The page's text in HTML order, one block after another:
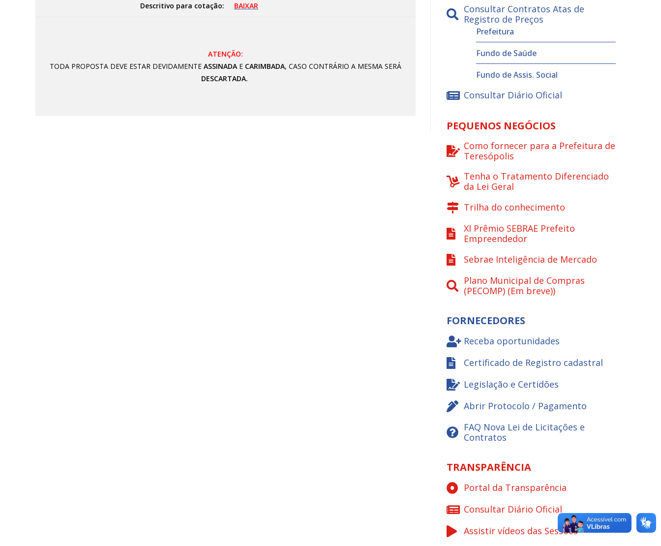
Descritivo para cotação: BAIXAR
ATENÇÃO:
TODA PROPOSTA DEVE ESTAR DEVIDAMENTE ASSINADA E CARIMBADA, CASO CONTRÁRIO A MESMA SERÁ
DESCARTADA.
Consultar Contratos Atas de
Registro de Preços
Prefeitura
Fundo de Saúde
Fundo de Assis. Social
Consultar Diário Oficial
PEQUENOS NEGÓCIOS
Como fornecer para a Prefeitura de
Teresópolis
Tenha o Tratamento Diferenciado
da Lei Geral
Trilha do conhecimento
XI Prêmio SEBRAE Prefeito
Empreendedor
Sebrae Inteligência de Mercado
Plano Municipal de Compras
(PECOMP) (Em breve))
FORNECEDORES
Receba oportunidades
Certificado de Registro cadastral
Legislação e Certidões
Abrir Protocolo / Pagamento
FAQ Nova Lei de Licitações e
Contratos
TRANSPARÊNCIA
Portal da Transparência
Consultar Diário Oficial
Assistir vídeos das Sessões